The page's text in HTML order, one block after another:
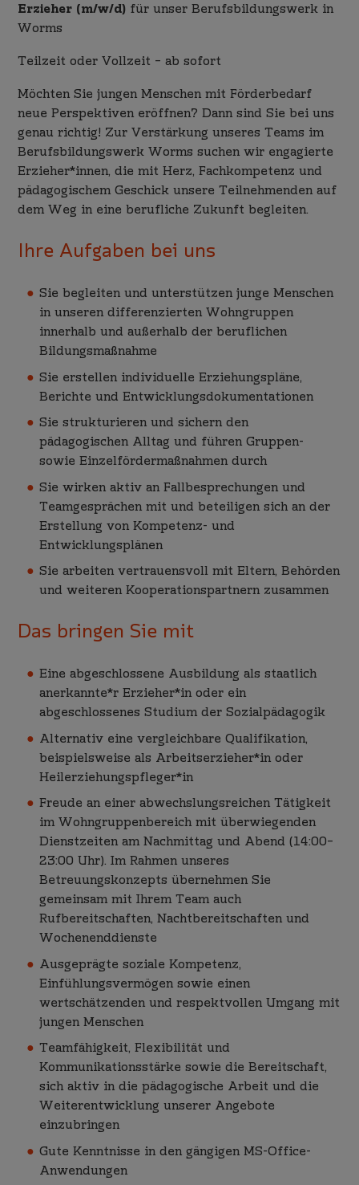
Erzieher (m/w/d) für unser Berufsbildungswerk in
Worms
Teilzeit oder Vollzeit – ab sofort
Möchten Sie jungen Menschen mit Förderbedarf
neue Perspektiven eröffnen? Dann sind Sie bei uns
genau richtig! Zur Verstärkung unseres Teams im
Berufsbildungswerk Worms suchen wir engagierte
Erzieher*innen, die mit Herz, Fachkompetenz und
pädagogischem Geschick unsere Teilnehmenden auf
dem Weg in eine berufliche Zukunft begleiten.
Ihre Aufgaben bei uns
Sie begleiten und unterstützen junge Menschen
in unseren differenzierten Wohngruppen
innerhalb und außerhalb der beruflichen
Bildungsmaßnahme
Sie erstellen individuelle Erziehungspläne,
Berichte und Entwicklungsdokumentationen
Sie strukturieren und sichern den
pädagogischen Alltag und führen Gruppen-
sowie Einzelfördermaßnahmen durch
Sie wirken aktiv an Fallbesprechungen und
Teamgesprächen mit und beteiligen sich an der
Erstellung von Kompetenz- und
Entwicklungsplänen
Sie arbeiten vertrauensvoll mit Eltern, Behörden
und weiteren Kooperationspartnern zusammen
Das bringen Sie mit
Eine abgeschlossene Ausbildung als staatlich
anerkannte*r Erzieher*in oder ein
abgeschlossenes Studium der Sozialpädagogik
Alternativ eine vergleichbare Qualifikation,
beispielsweise als Arbeitserzieher*in oder
Heilerziehungspfleger*in
Freude an einer abwechslungsreichen Tätigkeit
im Wohngruppenbereich mit überwiegenden
Dienstzeiten am Nachmittag und Abend (14:00–
23:00 Uhr). Im Rahmen unseres
Betreuungskonzepts übernehmen Sie
gemeinsam mit Ihrem Team auch
Rufbereitschaften, Nachtbereitschaften und
Wochenenddienste
Ausgeprägte soziale Kompetenz,
Einfühlungsvermögen sowie einen
wertschätzenden und respektvollen Umgang mit
jungen Menschen
Teamfähigkeit, Flexibilität und
Kommunikationsstärke sowie die Bereitschaft,
sich aktiv in die pädagogische Arbeit und die
Weiterentwicklung unserer Angebote
einzubringen
Gute Kenntnisse in den gängigen MS-Office-
Anwendungen